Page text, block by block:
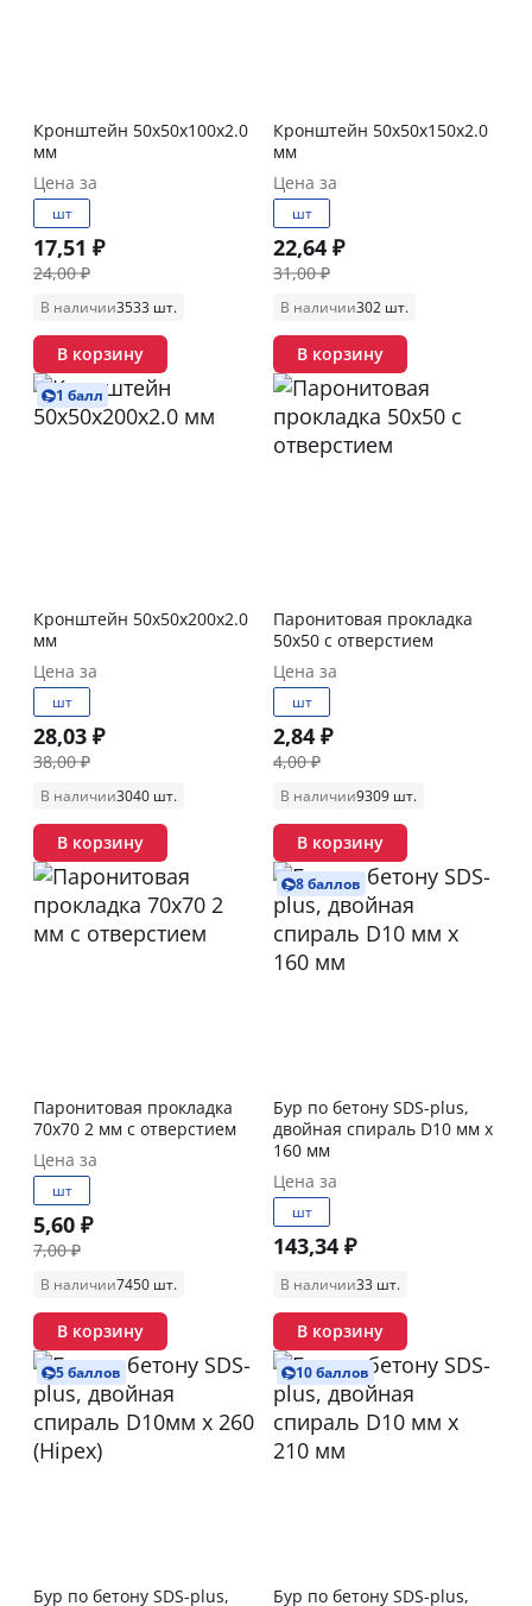
Кронштейн 50х50х100х2.0
мм
Цена за
шт
17,51 ₽
24,00 ₽
В наличии3533 шт.
В корзину
Кронштейн 50х50х150х2.0
мм
Цена за
шт
22,64 ₽
31,00 ₽
В наличии302 шт.
В корзину
1 балл
Кронштейн 50х50х200х2.0
мм
Цена за
шт
28,03 ₽
38,00 ₽
В наличии3040 шт.
В корзину
Паронитовая прокладка
50х50 с отверстием
Цена за
шт
2,84 ₽
4,00 ₽
В наличии9309 шт.
В корзину
Паронитовая прокладка
70х70 2 мм с отверстием
Цена за
шт
5,60 ₽
7,00 ₽
В наличии7450 шт.
В корзину
8 баллов
Бур по бетону SDS-plus,
двойная спираль D10 мм x
160 мм
Цена за
шт
143,34 ₽
В наличии33 шт.
В корзину
5 баллов
Бур по бетону SDS-plus,
10 баллов
Бур по бетону SDS-plus,